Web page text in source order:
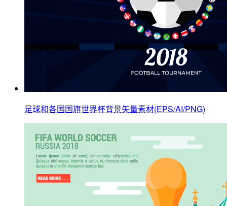
足球和各国国旗世界杯背景矢量素材(EPS/AI/PNG)